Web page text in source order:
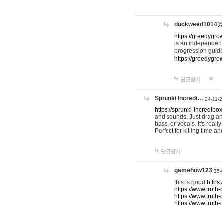
https://
is an
progression
https://
답글달기
Sprunki Incredi… 24-11-
https://sprunki-
and sounds. Just drag
bass, or vocals. It's
Perfect for killing time
답글달기
gamehow123 25-
this is good.
https://
https://
https://